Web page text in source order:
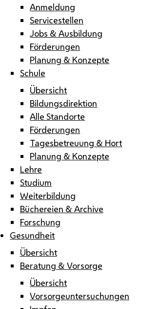
Anmeldung
Servicestellen
Jobs & Ausbildung
Förderungen
Planung & Konzepte
Schule
Übersicht
Bildungsdirektion
Alle Standorte
Förderungen
Tagesbetreuung & Hort
Planung & Konzepte
Lehre
Studium
Weiterbildung
Büchereien & Archive
Forschung
Gesundheit
Übersicht
Beratung & Vorsorge
Übersicht
Vorsorgeuntersuchungen